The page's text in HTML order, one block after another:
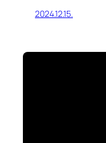
2024.12.15.